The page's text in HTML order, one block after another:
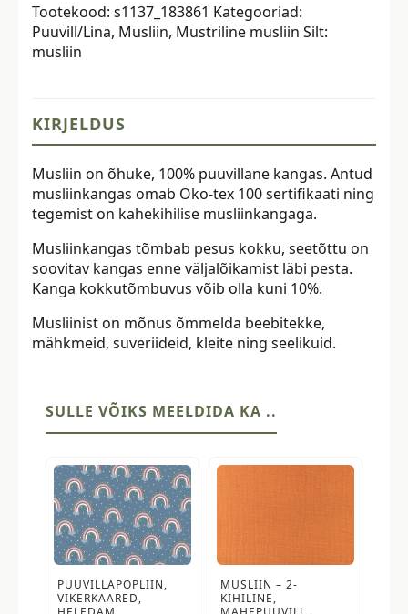
roheline
kogus
Tootekood: s1137_183861 Kategooriad:
Puuvill/Lina, Musliin, Mustriline musliin Silt:
musliin
KIRJELDUS
Musliin on õhuke, 100% puuvillane kangas. Antud
musliinkangas omab Öko-tex 100 sertifikaati ning
tegemist on kahekihilise musliinkangaga.
Musliinkangas tõmbab pesus kokku, seetõttu on
soovitav kangas enne väljalõikamist läbi pesta.
Kanga kokkutõmbuvus võib olla kuni 10%.
Musliinist on mõnus õmmelda beebitekke,
mähkmeid, suveriideid, kleite ning seelikuid.
SULLE VÕIKS MEELDIDA KA ..
PUUVILLAPOPLIIN,
VIKERKAARED,
MUSLIIN – 2-
KIHILINE,